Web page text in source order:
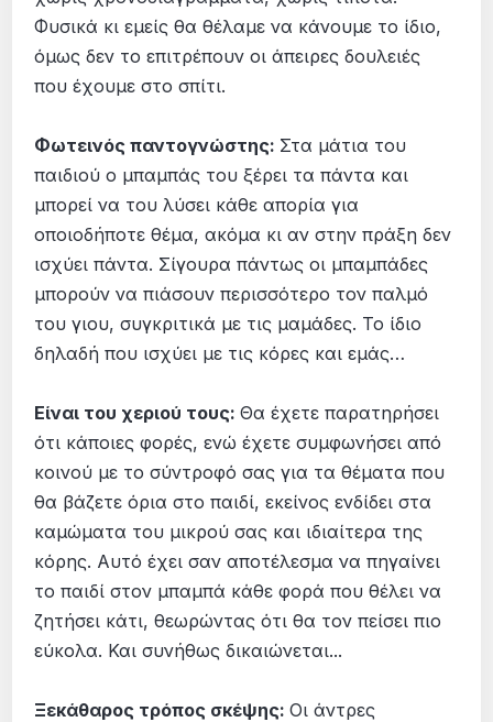
Φυσικά κι εμείς θα θέλαμε να κάνουμε το ίδιο,
όμως δεν το επιτρέπουν οι άπειρες δουλειές
που έχουμε στο σπίτι.
Φωτεινός παντογνώστης: Στα μάτια του
παιδιού ο μπαμπάς του ξέρει τα πάντα και
μπορεί να του λύσει κάθε απορία για
οποιοδήποτε θέμα, ακόμα κι αν στην πράξη δεν
ισχύει πάντα. Σίγουρα πάντως οι μπαμπάδες
μπορούν να πιάσουν περισσότερο τον παλμό
του γιου, συγκριτικά με τις μαμάδες. Το ίδιο
δηλαδή που ισχύει με τις κόρες και εμάς…
Είναι του χεριού τους:Θα έχετε παρατηρήσει
ότι κάποιες φορές, ενώ έχετε συμφωνήσει από
κοινού με το σύντροφό σας για τα θέματα που
θα βάζετε όρια στο παιδί, εκείνος ενδίδει στα
καμώματα του μικρού σας και ιδιαίτερα της
κόρης. Αυτό έχει σαν αποτέλεσμα να πηγαίνει
το παιδί στον μπαμπά κάθε φορά που θέλει να
ζητήσει κάτι, θεωρώντας ότι θα τον πείσει πιο
εύκολα. Και συνήθως δικαιώνεται...
Ξεκάθαρος τρόπος σκέψης:Οι άντρες